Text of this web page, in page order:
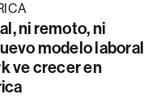
ni remoto, ni
modelo laboral
ve crecer en